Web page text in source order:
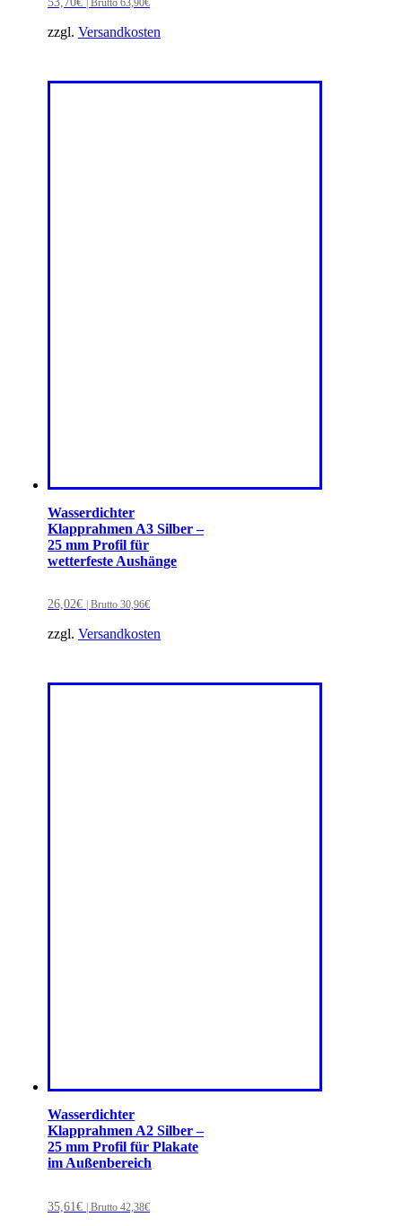
| Brutto 63,90€
zzgl. Versandkosten
Wasserdichter
Klapprahmen A3 Silber –
25 mm Profil für
wetterfeste Aushänge
26,02€ | Brutto 30,96€
zzgl. Versandkosten
Wasserdichter
Klapprahmen A2 Silber –
25 mm Profil für Plakate
im Außenbereich
35,61 € | Brutto 42,38€